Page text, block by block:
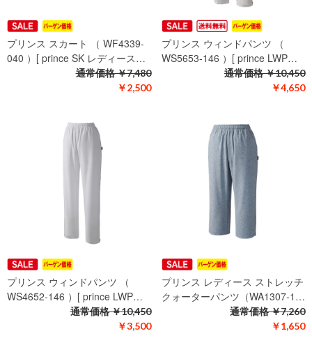
プリンス スカート （ WF4339-
040 ）[ prince SK レディース…
￥2,500
通常価格￥7,480
プリンス ウィンドパンツ （
WS5653-146 ）[ prince LWP…
￥4,650
通常価格￥10,450
プリンス ウィンドパンツ （
WS4652-146 ）[ prince LWP…
￥3,500
通常価格￥10,450
プリンス レディース ストレッチ
クォーターパンツ（WA1307-1…
￥1,650
通常価格￥7,260